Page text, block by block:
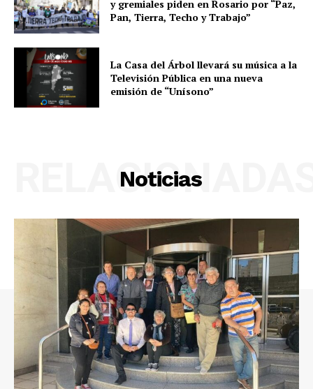
y gremiales piden en Rosario por “Paz,
Pan, Tierra, Techo y Trabajo”
La Casa del Árbol llevará su música a la
Televisión Pública en una nueva
emisión de “Unísono”
Noticias